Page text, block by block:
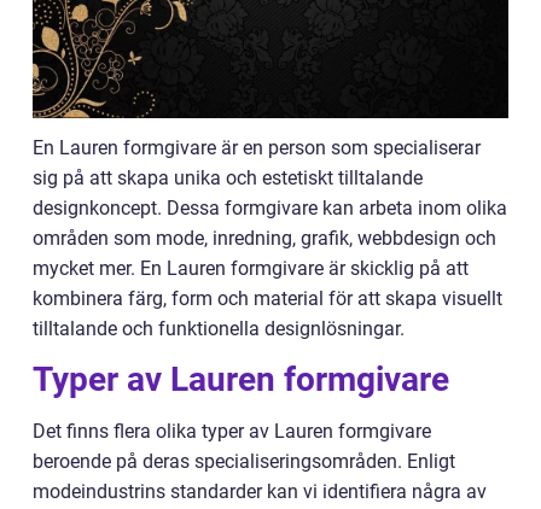
En Lauren formgivare är en person som specialiserar
sig på att skapa unika och estetiskt tilltalande
designkoncept. Dessa formgivare kan arbeta inom olika
områden som mode, inredning, grafik, webbdesign och
mycket mer. En Lauren formgivare är skicklig på att
kombinera färg, form och material för att skapa visuellt
tilltalande och funktionella designlösningar.
Typer av Lauren formgivare
Det finns flera olika typer av Lauren formgivare
beroende på deras specialiseringsområden. Enligt
modeindustrins standarder kan vi identifiera några av